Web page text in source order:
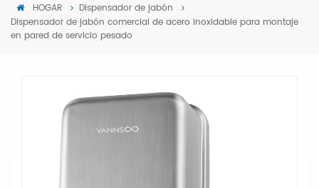
HOGAR
Dispensador de jabón
Dispensador de jabón comercial de acero inoxidable para montaje
en pared de servicio pesado